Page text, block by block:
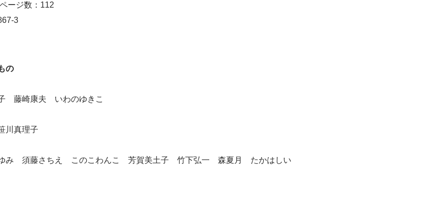
ジ数：112
3
の
藤崎康夫 いわのゆきこ
真理子
み 須藤さちえ このこわんこ 芳賀美土子 竹下弘一 森夏月 たかはしい